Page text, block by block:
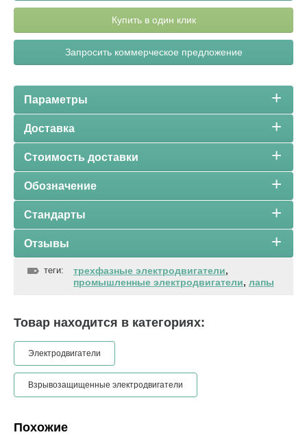
Купить в один клик
Запросить коммерческое предложение
Параметры
Доставка
Стоимость доставки
Обозначение
Стандарты
Отзывы
теги: трехфазные электродвигатели,
промышленные электродвигатели, лапы
Товар находится в категориях:
Электродвигатели
Взрывозащищенные электродвигатели
Похожие